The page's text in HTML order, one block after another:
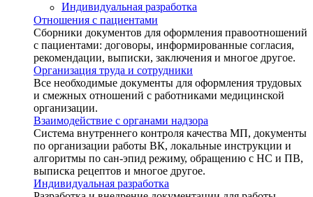
Индивидуальная разработка
Отношения с пациентами
Сборники документов для оформления правоотношений
с пациентами: договоры, информированные согласия,
рекомендации, выписки, заключения и многое другое.
Организация труда и сотрудники
Все необходимые документы для оформления трудовых
и смежных отношений с работниками медицинской
организации.
Взаимодействие с органами надзора
Система внутреннего контроля качества МП, документы
по организации работы ВК, локальные инструкции и
алгоритмы по сан-эпид режиму, обращению с НС и ПВ,
выписка рецептов и многое другое.
Индивидуальная разработка